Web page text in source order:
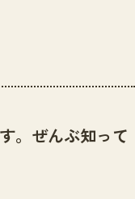
。ぜんぶ知って